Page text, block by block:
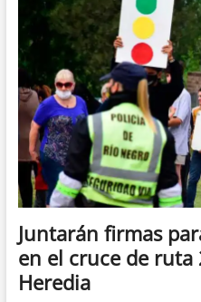
Juntarán firmas
en el cruce de ruta
Heredia